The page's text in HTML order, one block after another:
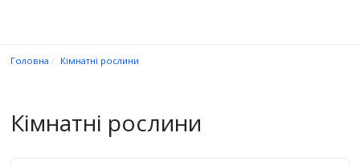
Головна Кімнатні рослини
Кімнатні рослини